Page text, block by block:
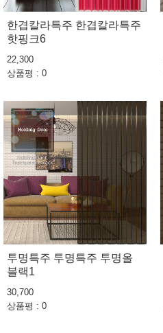
한겹칼라특주 한겹칼라특주
핫핑크6
22,300
상품평 : 0
투명특주 투명특주 투명올
블랙1
30,700
상품평 : 0